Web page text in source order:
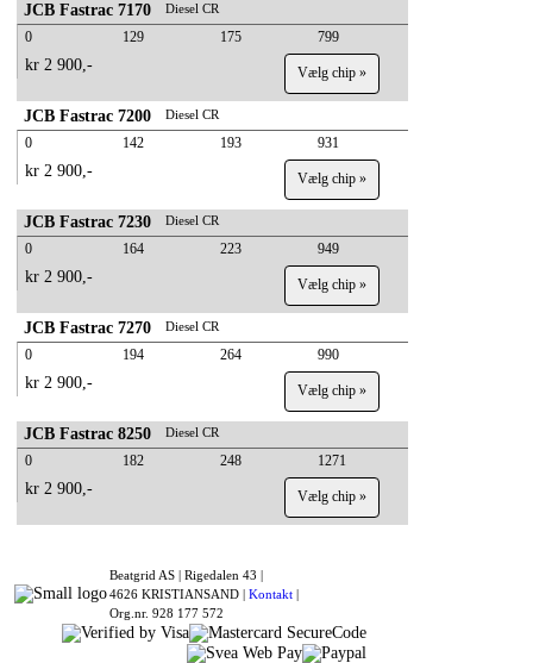
JCB Fastrac 7170 Diesel CR
0 129 175 799
kr 2 900,- Vælg chip »
JCB Fastrac 7200 Diesel CR
0 142 193 931
kr 2 900,- Vælg chip »
JCB Fastrac 7230 Diesel CR
0 164 223 949
kr 2 900,- Vælg chip »
JCB Fastrac 7270 Diesel CR
0 194 264 990
kr 2 900,- Vælg chip »
JCB Fastrac 8250 Diesel CR
0 182 248 1271
kr 2 900,- Vælg chip »
Beatgrid AS | Rigedalen 43 |
4626 KRISTIANSAND | Kontakt |
Org.nr. 928 177 572